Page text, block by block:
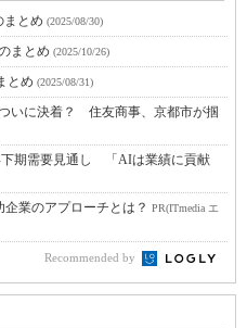
まとめ (2025/08/30)
まとめ (2025/10/26)
とめ (2025/08/31)
いに決着？ 住友商事、京都市が掴
下期需要見通し 「AIは業績に貢献
業のアプローチとは？ PR(ITmedia エ
Recommended by